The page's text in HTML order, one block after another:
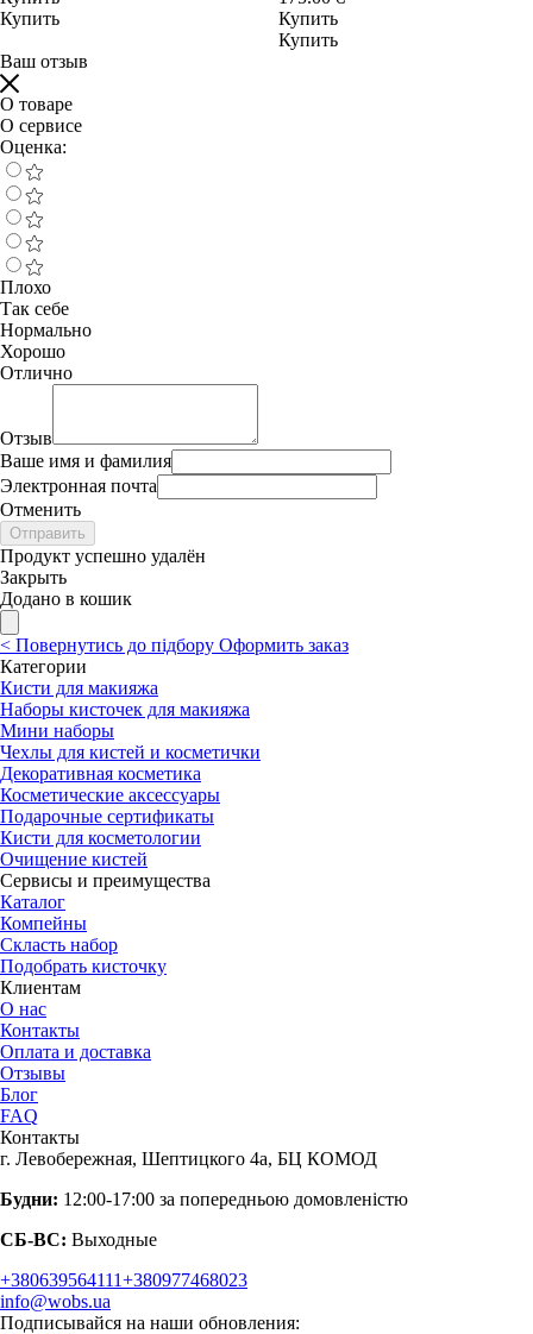
Купить
Купить
Купить
Ваш отзыв
О товаре
О сервисе
Оценка:
Плохо
Так себе
Нормально
Хорошо
Отлично
Отзыв
Ваше имя и фамилия
Электронная почта
Отменить
Отправить
Продукт успешно удалён
Закрыть
Додано в кошик
< Повернутись до підбору Оформить заказ
Категории
Кисти для макияжа
Наборы кисточек для макияжа
Мини наборы
Чехлы для кистей и косметички
Декоративная косметика
Косметические аксессуары
Подарочные сертификаты
Кисти для косметологии
Очищение кистей
Сервисы и преимущества
Каталог
Компейны
Скласть набор
Подобрать кисточку
Клиентам
О нас
Контакты
Оплата и доставка
Отзывы
Блог
FAQ
Контакты
г. Левобережная, Шептицкого 4а, БЦ КОМОД
Будни: 12:00-17:00 за попередньою домовленістю
СБ-ВС: Выходные
+380639564111+380977468023
info@wobs.ua
Подписывайся на наши обновления: